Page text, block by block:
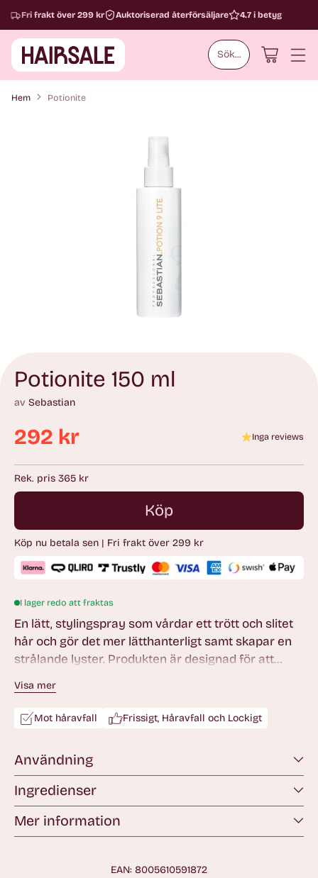
Sök...
Fri frakt över 299 kr Auktoriserad återförsäljare 4.7 i betyg
Hem Potionite
Potionite 150 ml
av Sebastian
Ordinarie
pris
292 kr Inga reviews
Rek. pris 365 kr
Köp
Köp nu betala sen | Fri frakt över 299 kr
I lager redo att fraktas
En lätt, stylingspray som vårdar ett trött och slitet
hår och gör det mer lätthanterligt samt skapar en
strålande lyster. Produkten är designad för att
och fint hår. Den optimala produkten för att råda
bot mot tråkiga, livlösa lockar och vågor.
Visa mer
Mot håravfall Frissigt, Håravfall och Lockigt
Användning
Ingredienser
Mer information
EAN: 8005610591872